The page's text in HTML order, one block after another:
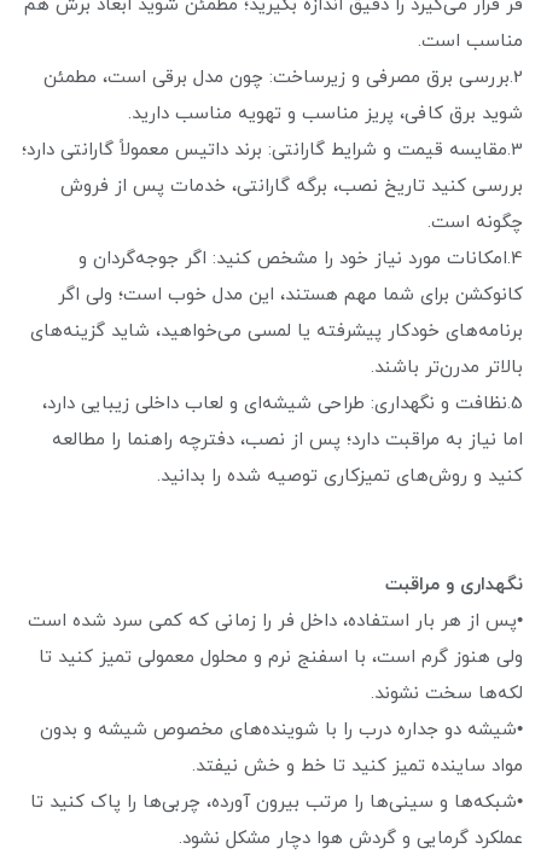
فر قرار می‌گیرد را دقیق اندازه بگیرید؛ مطمئن شوید ابعاد برش هم
مناسب است.
2.بررسی برق مصرفی و زیرساخت: چون مدل برقی است، مطمئن
شوید برق کافی، پریز مناسب و تهویه مناسب دارید.
3.مقایسه قیمت و شرایط گارانتی: برند داتیس معمولاً گارانتی دارد؛
بررسی کنید تاریخ نصب، برگه گارانتی، خدمات پس از فروش
چگونه است.
4.امکانات مورد نیاز خود را مشخص کنید: اگر جوجه‌گردان و
کانوکشن برای شما مهم هستند، این مدل خوب است؛ ولی اگر
برنامه‌های خودکار پیشرفته یا لمسی می‌خواهید، شاید گزینه‌های
بالاتر مدرن‌تر باشند.
5.نظافت و نگهداری: طراحی شیشه‌ای و لعاب داخلی زیبایی دارد،
اما نیاز به مراقبت دارد؛ پس از نصب، دفترچه راهنما را مطالعه
کنید و روش‌های تمیزکاری توصیه شده را بدانید.
نگهداری و مراقبت
•پس از هر بار استفاده، داخل فر را زمانی که کمی سرد شده است
ولی هنوز گرم است، با اسفنج نرم و محلول معمولی تمیز کنید تا
لکه‌ها سخت نشوند.
•شیشه دو جداره درب را با شوینده‌های مخصوص شیشه و بدون
مواد ساینده تمیز کنید تا خط و خش نیفتد.
•شبکه‌ها و سینی‌ها را مرتب بیرون آورده، چربی‌ها را پاک کنید تا
عملکرد گرمایی و گردش هوا دچار مشکل نشود.